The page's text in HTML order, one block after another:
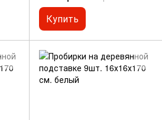
Купить